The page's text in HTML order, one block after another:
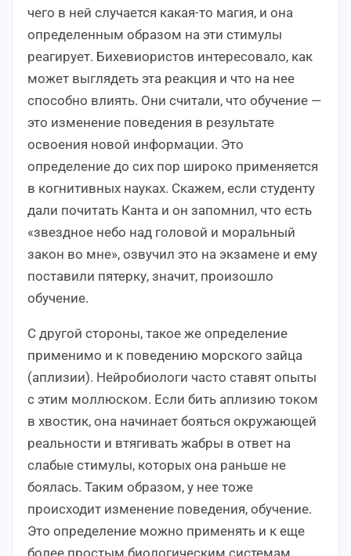
чего в ней случается какая-то магия, и она
определенным образом на эти стимулы
реагирует. Бихевиористов интересовало, как
может выглядеть эта реакция и что на нее
способно влиять. Они считали, что обучение —
это изменение поведения в результате
освоения новой информации. Это
определение до сих пор широко применяется
в когнитивных науках. Скажем, если студенту
дали почитать Канта и он запомнил, что есть
«звездное небо над головой и моральный
закон во мне», озвучил это на экзамене и ему
поставили пятерку, значит, произошло
обучение.
С другой стороны, такое же определение
применимо и к поведению морского зайца
(аплизии). Нейробиологи часто ставят опыты
с этим моллюском. Если бить аплизию током
в хвостик, она начинает бояться окружающей
реальности и втягивать жабры в ответ на
слабые стимулы, которых она раньше не
боялась. Таким образом, у нее тоже
происходит изменение поведения, обучение.
Это определение можно применять и к еще